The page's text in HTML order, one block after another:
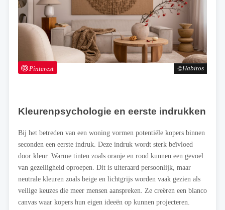
Habitos
Pinterest
Kleurenpsychologie en eerste indrukken
Bij het betreden van een woning vormen potentiële kopers binnen
seconden een eerste indruk. Deze indruk wordt sterk beïvloed
door kleur. Warme tinten zoals oranje en rood kunnen een gevoel
van gezelligheid oproepen. Dit is uiteraard persoonlijk, maar
neutrale kleuren zoals beige en lichtgrijs worden vaak gezien als
veilige keuzes die meer mensen aanspreken. Ze creëren een blanco
canvas waar kopers hun eigen ideeën op kunnen projecteren.